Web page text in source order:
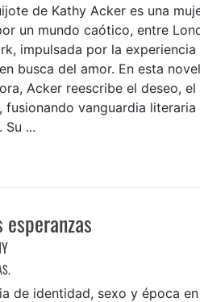
de Kathy Acker es una
un mundo caótico, entre
impulsada por la experiencia
busca del amor. En esta
Acker reescribe el deseo,
fusionando vanguardia literaria
Su ...
esperanzas
de identidad, sexo y época